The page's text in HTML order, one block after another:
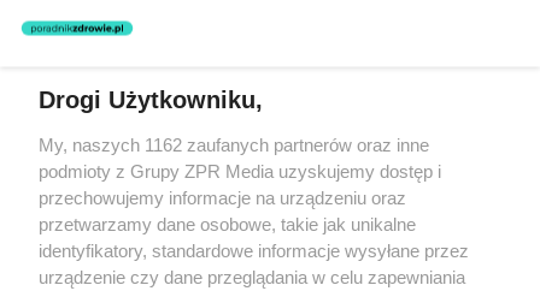
Żaden utwór zamieszczony w serwisie nie może być powielany i
rozpowszechniany lub dalej rozpowszechniany w jakikolwiek sposób
(w tym także elektroniczny lub mechaniczny) na jakimkolwiek polu
eksploatacji w jakiejkolwiek formie, włącznie z umieszczaniem w
Internecie bez pisemnej zgody właściciela praw. Jakiekolwiek użycie
lub wykorzystanie utworów w całości lub w części z naruszeniem
prawa, tzn. bez właściwej zgody, jest zabronione pod groźbą kary i
może być ścigane prawnie.
Drogi Użytkowniku,
My, naszych 1162 zaufanych partnerów oraz inne
podmioty z Grupy ZPR Media uzyskujemy dostęp i
przechowujemy informacje na urządzeniu oraz
przetwarzamy dane osobowe, takie jak unikalne
identyfikatory, standardowe informacje wysyłane przez
urządzenie czy dane przeglądania w celu zapewniania